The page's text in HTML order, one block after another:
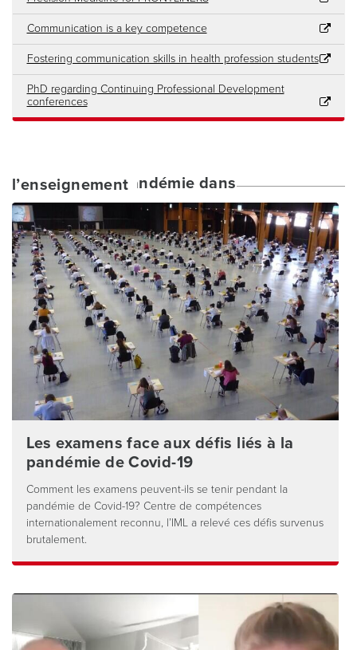
Communication is a key competence
Fostering communication skills in health profession students
PhD regarding Continuing Professional Development
conferences
Articles sur la pandémie dans l’enseignement
Les examens face aux défis liés à la
pandémie de Covid-19
Comment les examens peuvent-ils se tenir pendant la
pandémie de Covid-19? Centre de compétences
internationalement reconnu, l’IML a relevé ces défis survenus
brutalement.